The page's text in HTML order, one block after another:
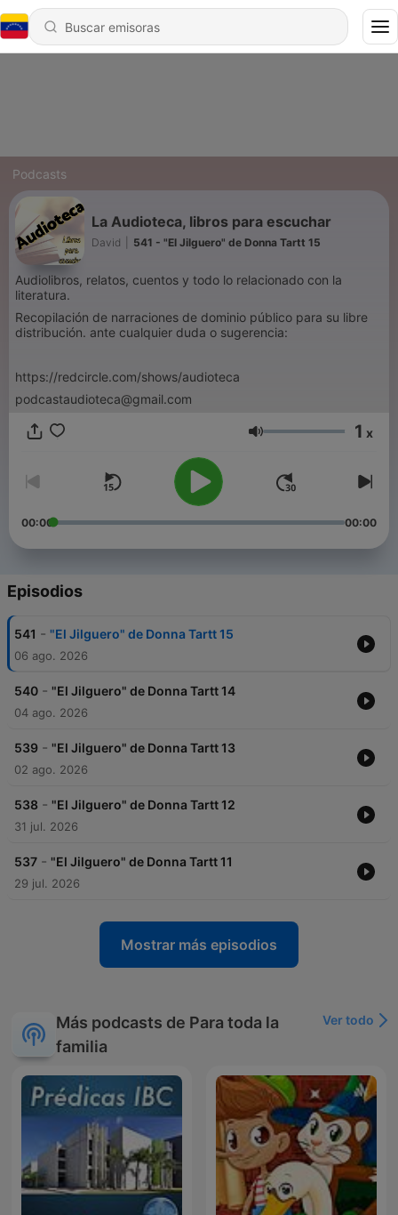
Podcasts
La Audioteca, libros para escuchar
David 541 - "El Jilguero" de Donna Tartt 15
Audiolibros, relatos, cuentos y todo lo relacionado con la
literatura.
Recopilación de narraciones de dominio público para su libre
distribución. ante cualquier duda o sugerencia:
https://redcircle.com/shows/audioteca
podcastaudioteca@gmail.com
Volumen 1 x
00:00 00:00
Episodios
541 - "El Jilguero" de Donna Tartt 15
06 ago. 2026
540 - "El Jilguero" de Donna Tartt 14
04 ago. 2026
539 - "El Jilguero" de Donna Tartt 13
02 ago. 2026
538 - "El Jilguero" de Donna Tartt 12
31 jul. 2026
537 - "El Jilguero" de Donna Tartt 11
29 jul. 2026
Mostrar más episodios
Más podcasts de Para toda la
familia
Ver todo